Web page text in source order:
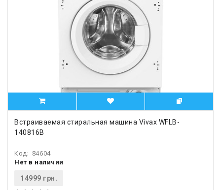
Встраиваемая стиральная машина Vivax WFLB-
140816B
Код: 84604
Нет в наличии
14999 грн.